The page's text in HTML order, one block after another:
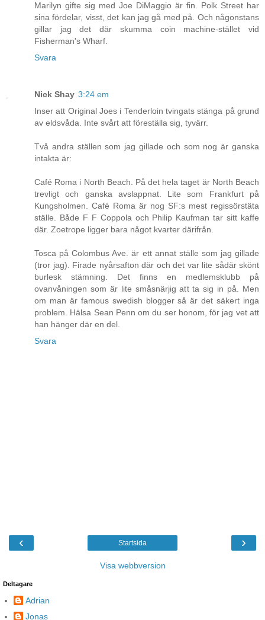
Marilyn gifte sig med Joe DiMaggio är fin. Polk Street har
sina fördelar, visst, det kan jag gå med på. Och någonstans
gillar jag det där skumma coin machine-stället vid
Fisherman's Wharf.
Svara
Nick Shay 3:24 em
Inser att Original Joes i Tenderloin tvingats stänga på grund
av eldsvåda. Inte svårt att föreställa sig, tyvärr.
Två andra ställen som jag gillade och som nog är ganska
intakta är:
Café Roma i North Beach. På det hela taget är North Beach
trevligt och ganska avslappnat. Lite som Frankfurt på
Kungsholmen. Café Roma är nog SF:s mest regissörstäta
ställe. Både F F Coppola och Philip Kaufman tar sitt kaffe
där. Zoetrope ligger bara något kvarter därifrån.
Tosca på Colombus Ave. är ett annat ställe som jag gillade
(tror jag). Firade nyårsafton där och det var lite sådär skönt
burlesk stämning. Det finns en medlemsklubb på
ovanvåningen som är lite småsnärjig att ta sig in på. Men
om man är famous swedish blogger så är det säkert inga
problem. Hälsa Sean Penn om du ser honom, för jag vet att
han hänger där en del.
Svara
‹ ›
Startsida
Visa webbversion
Deltagare
Adrian
Jonas